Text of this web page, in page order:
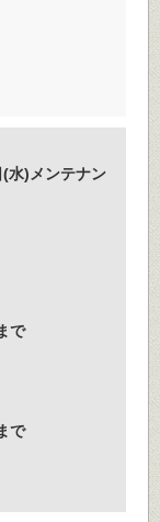
水)メンテナン
で
で